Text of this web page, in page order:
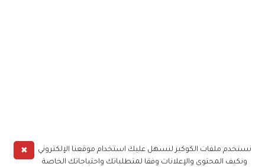
✖
نستخدم ملفات الكوكيز لنسهل عليك استخدام موقعنا الإلكتروني
ونكيف المحتوى والإعلانات وفقا لمتطلباتك واحتياجاتك الخاصة